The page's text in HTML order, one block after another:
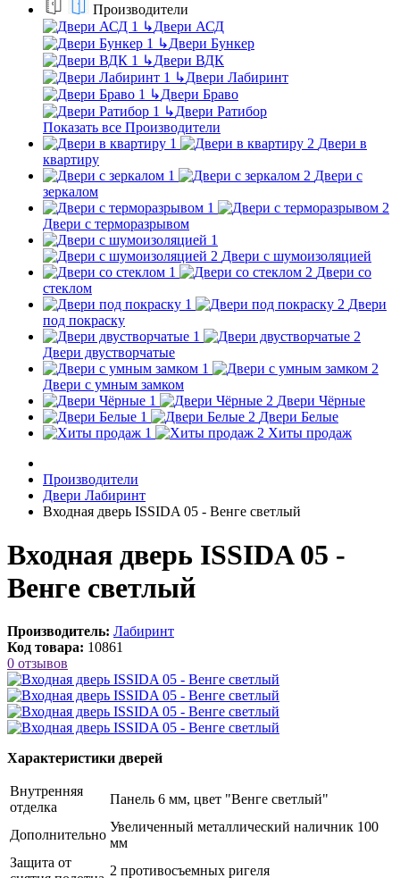
Производители
↳Двери АСД
↳Двери Бункер
↳Двери ВДК
↳Двери Лабиринт
↳Двери Браво
↳Двери Ратибор
Показать все Производители
Двери в
квартиру
Двери с
зеркалом
Двери с терморазрывом
Двери с шумоизоляцией
Двери со
стеклом
Двери
под покраску
Двери двустворчатые
Двери с умным замком
Двери Чёрные
Двери Белые
Хиты продаж
Производители
Двери Лабиринт
Входная дверь ISSIDA 05 - Венге светлый
Входная дверь ISSIDA 05 -
Венге светлый
Производитель: Лабиринт
Код товара: 10861
0 отзывов
Характеристики дверей
Внутренняя
отделка
Панель 6 мм, цвет "Венге светлый"
Дополнительно
Увеличенный металлический наличник 100
мм
Защита от
2 противосъемных ригеля